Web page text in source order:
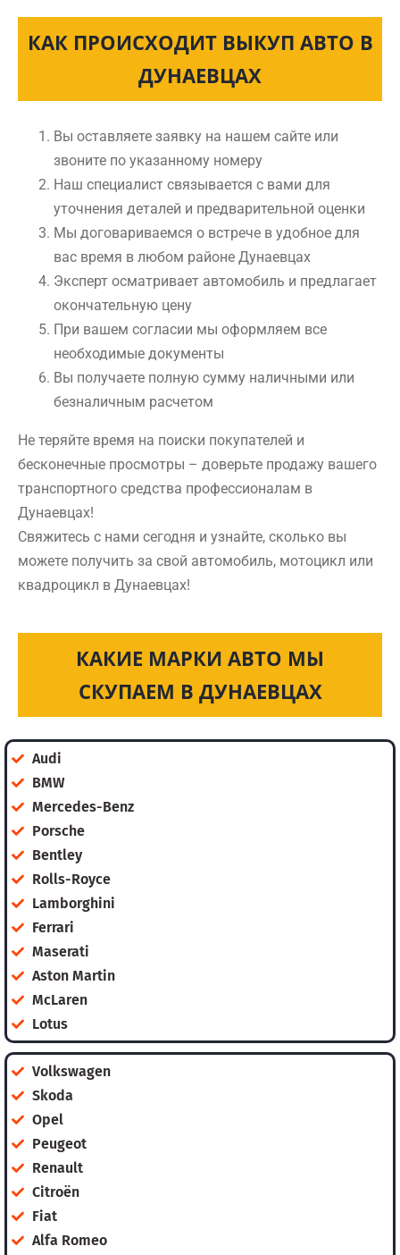
КАК ПРОИСХОДИТ ВЫКУП АВТО В
ДУНАЕВЦАХ
Вы оставляете заявку на нашем сайте или
звоните по указанному номеру
Наш специалист связывается с вами для
уточнения деталей и предварительной оценки
Мы договариваемся о встрече в удобное для
вас время в любом районе Дунаевцах
Эксперт осматривает автомобиль и предлагает
окончательную цену
При вашем согласии мы оформляем все
необходимые документы
Вы получаете полную сумму наличными или
безналичным расчетом
Не теряйте время на поиски покупателей и
бесконечные просмотры – доверьте продажу вашего
транспортного средства профессионалам в
Дунаевцах!
Свяжитесь с нами сегодня и узнайте, сколько вы
можете получить за свой автомобиль, мотоцикл или
квадроцикл в Дунаевцах!
КАКИЕ МАРКИ АВТО МЫ
СКУПАЕМ В ДУНАЕВЦАХ
Audi
BMW
Mercedes-Benz
Porsche
Bentley
Rolls-Royce
Lamborghini
Ferrari
Maserati
Aston Martin
McLaren
Lotus
Volkswagen
Skoda
Opel
Peugeot
Renault
Citroën
Fiat
Alfa Romeo